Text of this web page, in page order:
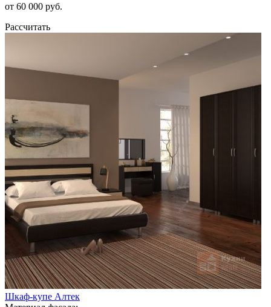
от 60 000 руб.
Рассчитать
Шкаф-купе Алтек